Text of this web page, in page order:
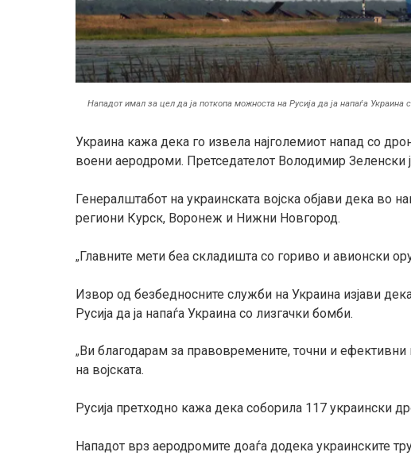
Нападот имал за цел да ја поткопа можноста на Русија да ја напаѓа Украина
Украина кажа дека го извела најголемиот напад со
воени аеродроми. Претседателот Володимир Зеленски
Генералштабот на украинската војска објави дека во
региони Курск, Воронеж и Нижни Новгород.
„Главните мети беа складишта со гориво и авионски
Извор од безбедносните служби на Украина изјави
Русија да ја напаѓа Украина со лизгачки бомби.
„ Ви благодарам за правовремените, точни и
на војската.
Русија претходно кажа дека соборила 117 украински
Нападот врз аеродромите доаѓа додека украинските